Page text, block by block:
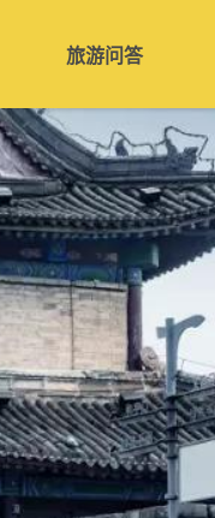
旅游问答